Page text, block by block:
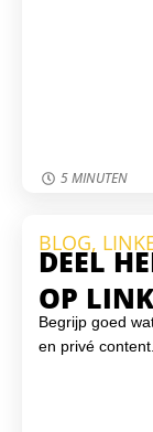
5 MINUTEN
BLOG,
DEEL
OP
Begrijp goed
en privé